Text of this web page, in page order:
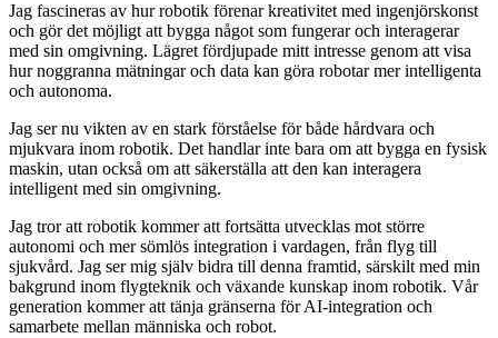
Jag fascineras av hur robotik förenar kreativitet med ingenjörskonst
och gör det möjligt att bygga något som fungerar och interagerar
med sin omgivning. Lägret fördjupade mitt intresse genom att visa
hur noggranna mätningar och data kan göra robotar mer intelligenta
och autonoma.
Jag ser nu vikten av en stark förståelse för både hårdvara och
mjukvara inom robotik. Det handlar inte bara om att bygga en fysisk
maskin, utan också om att säkerställa att den kan interagera
intelligent med sin omgivning.
Jag tror att robotik kommer att fortsätta utvecklas mot större
autonomi och mer sömlös integration i vardagen, från flyg till
sjukvård. Jag ser mig själv bidra till denna framtid, särskilt med min
bakgrund inom flygteknik och växande kunskap inom robotik. Vår
generation kommer att tänja gränserna för AI-integration och
samarbete mellan människa och robot.